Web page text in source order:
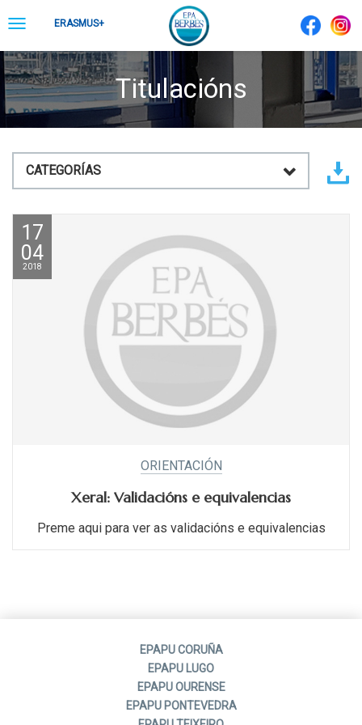
to ToggleERASMUS+
Titulacións
CATEGORÍAS
17
04
2018
ORIENTACIÓN
Xeral: Validacións e equivalencias
Preme aqui para ver as validacións e equivalencias
EPAPU CORUÑA
EPAPU LUGO
EPAPU OURENSE
EPAPU PONTEVEDRA